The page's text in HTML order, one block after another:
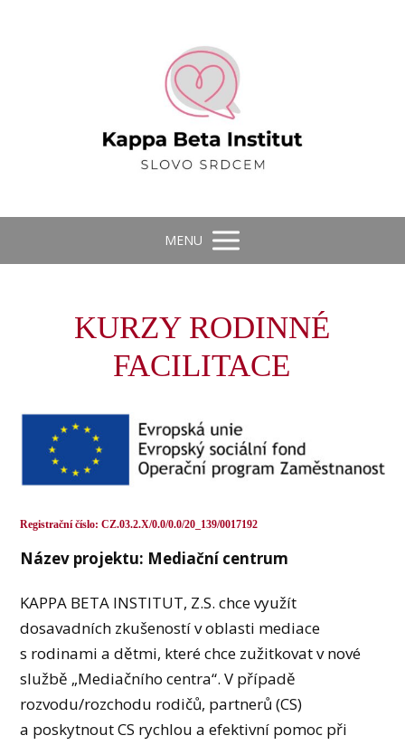
MENU
KURZY RODINNÉ
FACILITACE
Registrační číslo: CZ.03.2.X/0.0/0.0/20_139/0017192
Název projektu: Mediační centrum
KAPPA BETA INSTITUT, Z.S. chce využít
dosavadních zkušeností v oblasti mediace
s rodinami a dětmi, které chce zužitkovat v nové
službě „Mediačního centra“. V případě
rozvodu/rozchodu rodičů, partnerů (CS)
a poskytnout CS rychlou a efektivní pomoc při